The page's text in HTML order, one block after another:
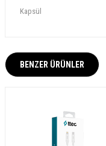
Kapsül
BENZER ÜRÜNLER